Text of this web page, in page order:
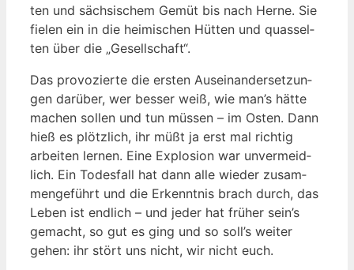
ten und säch­si­schem Gemüt bis nach Her­ne. Sie
fie­len ein in die hei­mi­schen Hüt­ten und quas­sel­
ten über die „Gesell­schaft“.
Das pro­vo­zier­te die ers­ten Aus­ein­an­der­set­zun­
gen dar­über, wer bes­ser weiß, wie man’s hät­te
machen sol­len und tun müs­sen – im Osten. Dann
hieß es plötz­lich, ihr müßt ja erst mal rich­tig
arbei­ten ler­nen. Eine Explo­si­on war unver­meid­
lich. Ein Todes­fall hat dann alle wie­der zusam­
men­ge­führt und die Erkennt­nis brach durch, das
Leben ist end­lich – und jeder hat frü­her sein’s
gemacht, so gut es ging und so soll’s wei­ter
gehen: ihr stört uns nicht, wir nicht euch.